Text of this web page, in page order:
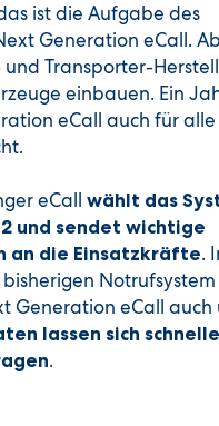
ist die Aufgabe des
Generation eCall.
und Transporter-
einbauen. Ein
eCall auch für alle
eCall wählt das
und sendet wichtige
an die Einsatzkräfte.
Notrufsystem
Generation eCall auch
lassen sich
.